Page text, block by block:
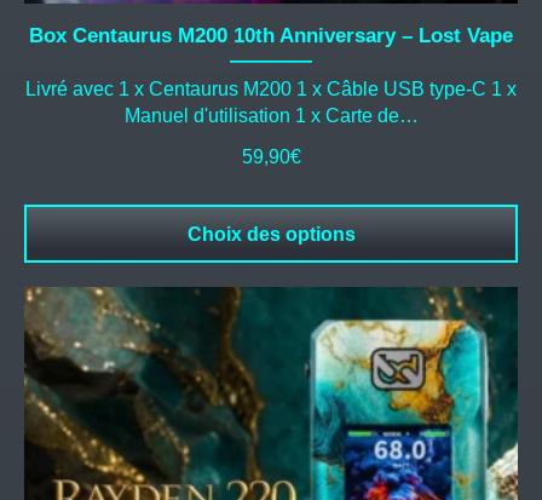
Box Centaurus M200 10th Anniversary – Lost Vape
Livré avec 1 x Centaurus M200 1 x Câble USB type-C 1 x
Manuel d'utilisation 1 x Carte de…
59,90€
Choix des options